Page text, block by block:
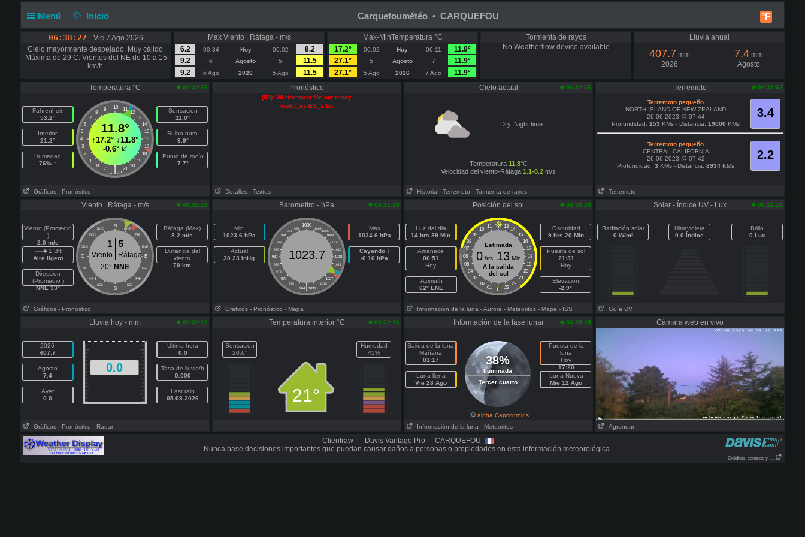
Menú Inicio °F
Carquefoumétéo • CARQUEFOU
06:38:28
Vie 7 Ago 2026
Cielo mayormente despejado. Muy cálido.
Máxima de 29 C. Vientos del NE de 10 a 15
km/h.
Max Viento | Ráfaga - m/s
6.2
00:34 Hoy 00:02
8.2
9.2
6 Agosto 5
11.5
9.2
6 Ago 2026 5 Ago 11.5
Max-MinTemperatura °C
17.2°
00:02 Hoy 06:11
11.9°
27.1°
5 Agosto 7
11.9°
27.1°
5 Ago 2026 7 Ago 11.9°
Tormenta de rayos
No Weatherflow device available
Lluvia anual
407.7 mm
2026
7.4 mm
Agosto
Temperatura °C 06:32:16
Fahrenheit
53.2°
Interior
21.2°
Humedad
76% ↑
10
9 11
8
12
7
13
6
14
5
15
4
16
3
17
2
18
1
19
0
20
-1 21
|
-2 22
11.8°
↑17.2° ↓11.8°
-0.6°
Sensación
11.0°
Bulbo húm.
9.9°
Punto de rocío
7.7°
Gráficos - Pronóstico
Pronóstico
(52): WU forecast file not ready
wufct_es-ES_s.txt
Detalles - Textos
Cielo actual 06:32:16
Dry. Night time.
Temperatura 11.8°C
Velocidad del viento-Ráfaga 1.1-8.2 m/s
Historia - Terremoto - Tormenta de rayos
Terremoto 06:31:42
3.4
Terremoto pequeño
NORTH ISLAND OF NEW ZEALAND
26-06-2023 @ 07:44
Profundidad: 153 KMs - Distancia: 19000 KMs
2.2
Terremoto pequeño
CENTRAL CALIFORNIA
26-06-2023 @ 07:42
Profundidad: 3 KMs - Distancia: 8934 KMs
Terremoto
Viento | Ráfaga - m/s 06:32:16
Viento (Promedio
)
2.0 m/s
1 Bft
Aire ligero
Direccion
(Promedio )
NNE 33°
N
NNO NNE
NO NE
ONO ENE
O E
OSO ESE
SO SE
SSO SSE
S
1 5
Viento
Ráfaga
20° NNE
Ráfaga (Max)
8.2 m/s
Distancia del
viento
70 km
Gráficos - Pronóstico
Baromettro - hPa 06:32:16
Min
1023.6 hPa
Actual
30.23 inHg
1000
997 1003
994
1006
991
1009
988
1012
985
1015
982
1018
979
1021
976
1024
973
1027
970
1030
|
964 1036
1023.7
Max
1024.6 hPa
Cayendo ↓
-0.10 hPa
Gráficos - Pronóstico - Mapa
Posición del sol 06:38:28
Luz del dia
14 hrs.39 Min
Amanece
06:51
Hoy
Azimuth
62° ENE
11 13
10
14
09
15
08
16
07
17
06
18
05
19
04
20
03
21
02
22
01 23
Estimada
0hrs. 13Min
A la salida
del sol
Oscuridad
9 hrs.20 Min
Puesta de sol
21:31
Hoy
Elevacion
-2.9°
Información de la luna - Aurora - Meteoritos - Mapa - ISS
Solar - Índice UV - Lux 06:32:16
Radiación solar
0 W/m²
Ultravioleta
0.0 Índice
Brillo
0 Lux
Guía UV
Lluvia hoy - mm 06:32:16
2026
407.7
Agosto
7.4
Ayer
0.0
0.0
Ultima hora
0.0
Tasa de lluvia/h
0.000
Last rain
05-08-2026
Gráficos - Pronóstico - Radar
Temperatura interior °C 06:32:16
Sensación
20.6°
21°
Humedad
45%
Información de la fase lunar 06:38:28
Salida de la luna
Mañana
01:17
Luna llena
Vie 28 Ago
38%
Iluminada
Tercer cuarto
Puesta de la
luna
Hoy
17:20
Luna Nueva
Mie 12 Ago
alpha Capricornids
Información de la luna - Meteoritos
Cámara web en vivo
Agrandar
Clientraw - Davis Vantage Pro - CARQUEFOU
Nunca base decisiones importantes que puedan causar daños a personas o propiedades en esta información meteorológica.
Créditos, contacto y . . .